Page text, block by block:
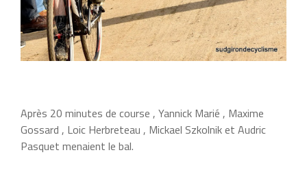
Après 20 minutes de course , Yannick Marié , Maxime
Gossard , Loic Herbreteau , Mickael Szkolnik et Audric
Pasquet menaient le bal.